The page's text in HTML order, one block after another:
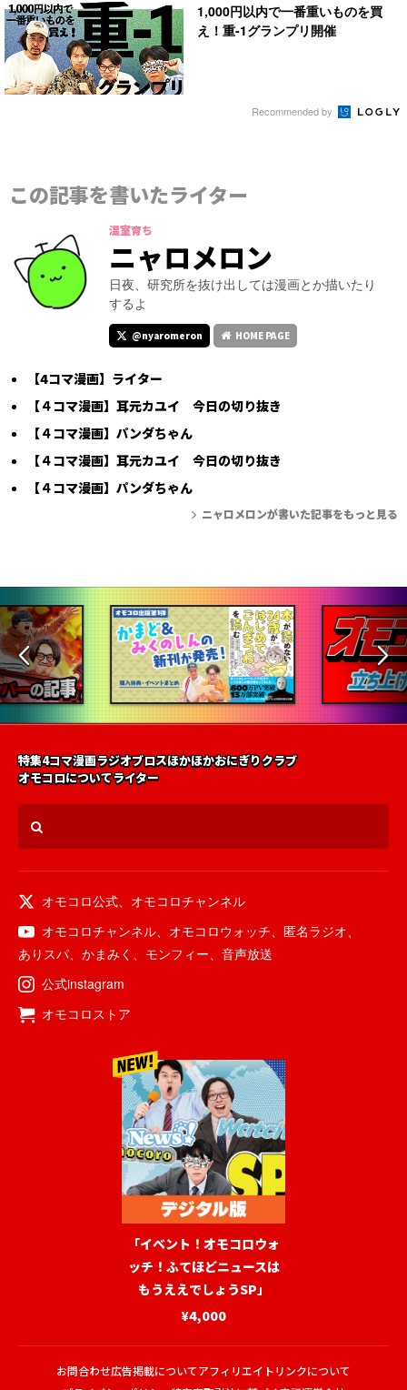
1,000円以内で一番重いものを買
え！重-1グランプリ開催
Recommended by
この記事を書いたライター
温室育ち
ニャロメロン
日夜、研究所を抜け出しては漫画とか描いたり
するよ
@nyaromeron HOME PAGE
【4コマ漫画】ライター
【４コマ漫画】耳元カユイ 今日の切り抜き
【４コマ漫画】パンダちゃん
【４コマ漫画】耳元カユイ 今日の切り抜き
【４コマ漫画】パンダちゃん
ニャロメロンが書いた記事をもっと見る
特集4コマ漫画ラジオブロスほかほかおにぎりクラブ
オモコロについてライター
オモコロ公式、 オモコロチャンネル
オモコロチャンネル、 オモコロウォッチ、 匿名ラジオ、
ありスパ、 かまみく 、 モンフィー、 音声放送
公式instagram
オモコロストア
「イベント！オモコロウォ
ッチ！ふてほどニュースは
もうええでしょうSP」
¥4,000
お問合わせ広告掲載についてアフィリエイトリンクについて